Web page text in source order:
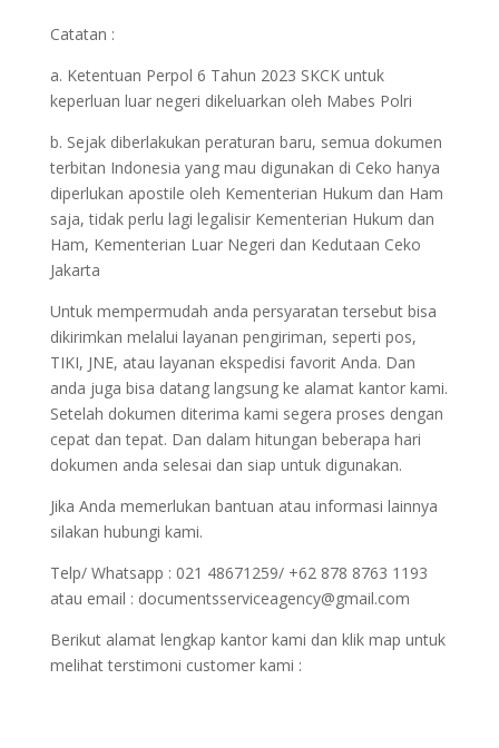
Catatan :
a. Ketentuan Perpol 6 Tahun 2023 SKCK untuk
keperluan luar negeri dikeluarkan oleh Mabes Polri
b. Sejak diberlakukan peraturan baru, semua dokumen
terbitan Indonesia yang mau digunakan di Ceko hanya
diperlukan apostile oleh Kementerian Hukum dan Ham
saja, tidak perlu lagi legalisir Kementerian Hukum dan
Ham, Kementerian Luar Negeri dan Kedutaan Ceko
Jakarta
Untuk mempermudah anda persyaratan tersebut bisa
dikirimkan melalui layanan pengiriman, seperti pos,
TIKI, JNE, atau layanan ekspedisi favorit Anda. Dan
anda juga bisa datang langsung ke alamat kantor kami.
Setelah dokumen diterima kami segera proses dengan
cepat dan tepat. Dan dalam hitungan beberapa hari
dokumen anda selesai dan siap untuk digunakan.
Jika Anda memerlukan bantuan atau informasi lainnya
silakan hubungi kami.
Telp/ Whatsapp : 021 48671259/ +62 878 8763 1193
atau email : documentsserviceagency@gmail.com
Berikut alamat lengkap kantor kami dan klik map untuk
melihat terstimoni customer kami :